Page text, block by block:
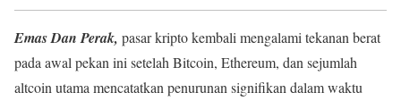
Emas Dan Perak, pasar kripto kembali mengalami tekanan berat
pada awal pekan ini setelah Bitcoin, Ethereum, dan sejumlah
altcoin utama mencatatkan penurunan signifikan dalam waktu